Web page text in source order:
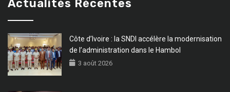
Actualités Récentes
Côte d’Ivoire : la SNDI accélère la modernisation
de l’administration dans le Hambol
3 août 2026